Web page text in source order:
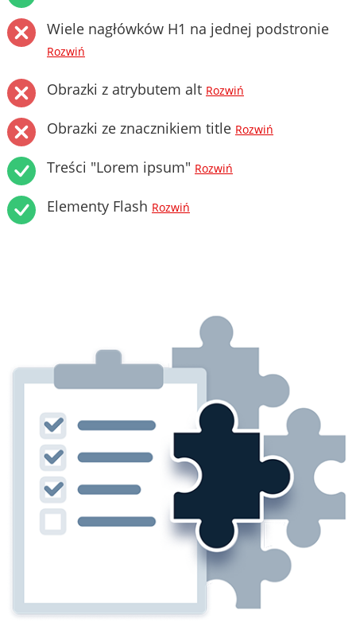
Wiele nagłówków H1 na jednej podstronie
Rozwiń
Obrazki z atrybutem alt Rozwiń
Obrazki ze znacznikiem title Rozwiń
Treści "Lorem ipsum" Rozwiń
Elementy Flash Rozwiń